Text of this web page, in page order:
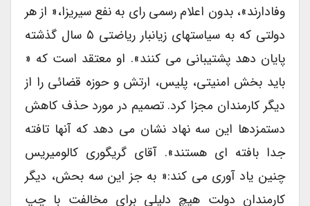
وفادارند»، بدون اعلام رسمی رای به نفع سیریزا،« از هر
دولتی که به سیاستهای زیانبار ریاضتی ۵ سال گذشته
پایان دهد پشتیبانی می کنند». او معتقد است که «
باید بخش امنیتی، پلیس، ارتش و حوزه قضائی را از
دیگر کارمندان مجزا کرد. تصمیم در مورد حذف کاهش
دستمزدها این سه نهاد نشان می دهد که آنها تافته
جدا بافته ای هستند». آقای گریگوری کالومیریس
چنین یاد آوری می کند:« به جز این سه بحش، دیگر
کارمندان دولت هیچ دلیلی برای مخالفت با چپ